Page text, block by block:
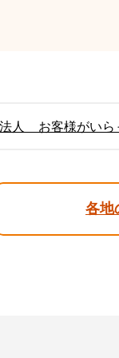
人 お客様がい
各地